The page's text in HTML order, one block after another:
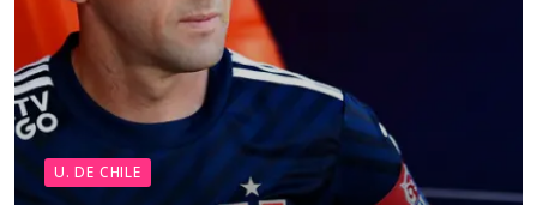
U. DE CHILE